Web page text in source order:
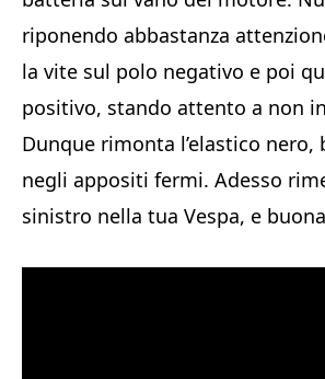
riponendo abbastanza
la vite sul polo negativo e poi
positivo, stando attento a non
Dunque rimonta l’elastico nero,
negli appositi fermi. Adesso
sinistro nella tua Vespa, e